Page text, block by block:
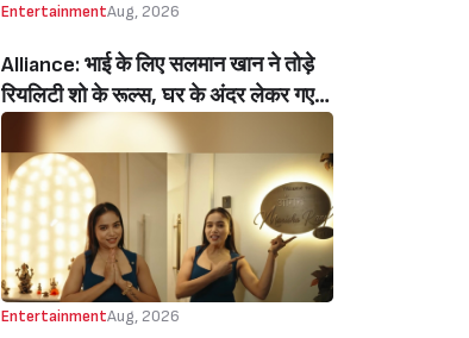
EntertainmentAug, 2026
Alliance: भाई के लिए सलमान खान ने तोड़े
रियलिटी शो के रूल्स, घर के अंदर लेकर गए
मोबाइल, सोहेल खान हुए इमोशनल (Salman
Khan Break Rules Bring Mobile
Inside Reality Show Alliance For
Brother Sohail Khan Emotional)
EntertainmentAug, 2026